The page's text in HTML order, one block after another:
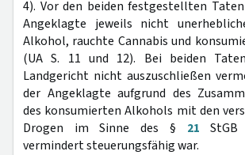
4). Vor den beiden festgestellten
Angeklagte jeweils nicht
Alkohol, rauchte Cannabis und
(UA S. 11 und 12). Bei beiden
Landgericht nicht auszuschließen
der Angeklagte aufgrund des
des konsumierten Alkohols mit den
Drogen im Sinne des § 21 StGB
vermindert steuerungsfähig war.